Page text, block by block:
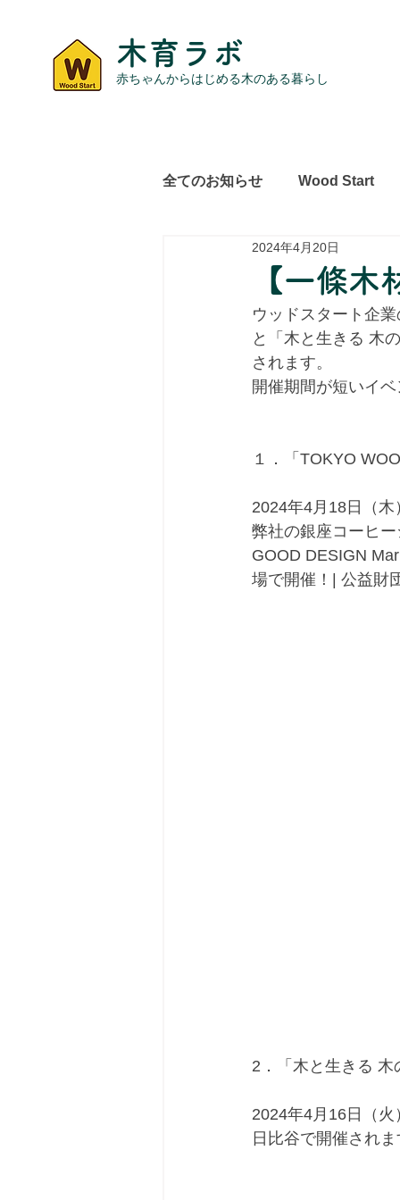
木育ラボ
赤ちゃんからはじめる木のある暮らし
全てのお知らせ Wood Start
レポート その他
【一條
2024年4月20日
ウッドスタート企
と「木と生きる 木
されます。
開催期間が短いイ
１．「TOKYO
2024年4月18日（
弊社の銀座コーヒ
GOOD DESIGN
場で開催！| 公益財
2．「木と生きる
2024年4月16日（
日比谷で開催され